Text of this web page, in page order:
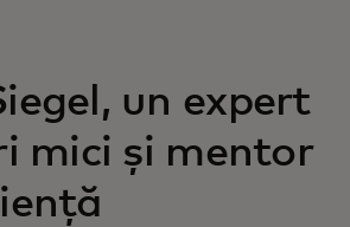
un expert
mici și mentor